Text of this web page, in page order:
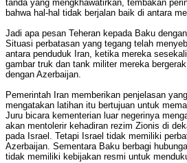
tanda yang mengkhawatirkan, tembakan
bahwa hal-hal tidak berjalan baik di antara
Jadi apa pesan Teheran kepada Baku
Situasi perbatasan yang tegang telah
antara penduduk Iran, ketika mereka
gambar truk dan tank militer mereka
dengan Azerbaijan.
Pemerintah Iran memberikan penjelasan
mengatakan latihan itu bertujuan untuk
Juru bicara kementerian luar negerinya
akan mentolerir kehadiran rezim Zionis di
pada Israel. Tetapi Israel tidak memiliki
Azerbaijan. Sementara Baku berbagi
tidak memiliki kebijakan resmi untuk